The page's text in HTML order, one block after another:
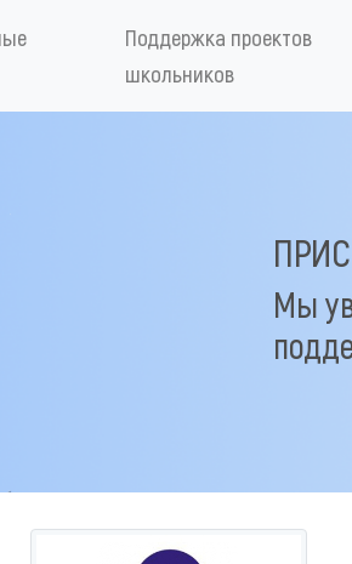
Поддержка проектов
школьников
Мы